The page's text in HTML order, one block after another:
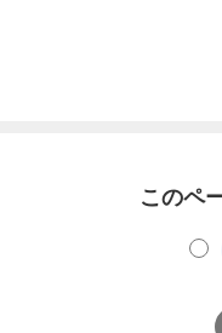
このペ